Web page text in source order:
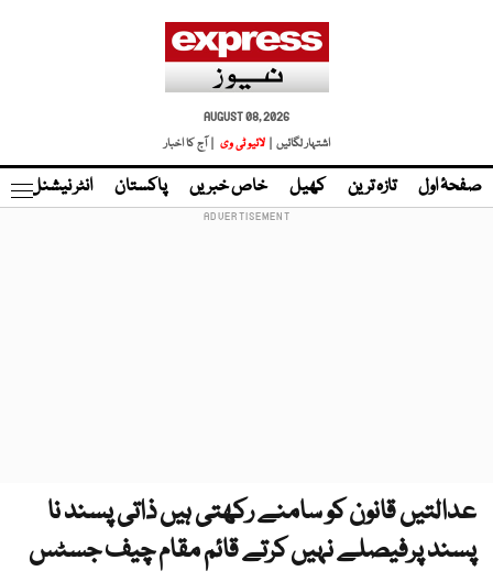
AUGUST 08, 2026
اشتہار لگائیں |
لائیو ٹی وی | آج کا اخبار
صفحۂ اول تازہ ترین کھیل خاص خبریں پاکستان انٹر نیشنل
عدالتیں قانون کو سامنے رکھتی ہیں ذاتی پسند نا
پسند پرفیصلے نہیں کرتے قائم مقام چیف جسٹس